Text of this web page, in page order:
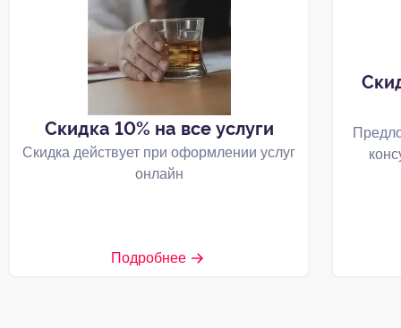
Скидка 10% на все услуги
Скидка действует при оформлении услуг
онлайн
Подробнее